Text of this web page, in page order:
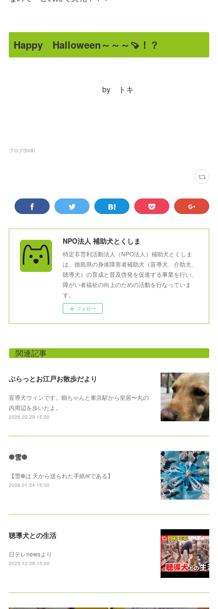
Happy Halloween～～～🍠！？
by トキ
ブログ(508)
NPO法人 補助犬とくしま
特定非営利活動法人（NPO法人）補助犬とくしま
は、徳島県の身体障害者補助犬（盲導犬、介助犬、
聴導犬）の育成と普及啓発を促進する事業を行い、
障がい者福祉の向上のための活動を行なっていま
す。
フォロー
関連記事
ぶらっとお江戸お散歩だより
盲導犬ウィンです。鶴ちゃんと東京駅から皇居〜丸の
内周辺を歩いたよ。
2026.03.29 15:00
❆雪❆
【雪❆は 天から送られた手紙✉である】
2026.01.24 15:00
聴導犬との生活
日テレnewsより
2025.12.09 15:00